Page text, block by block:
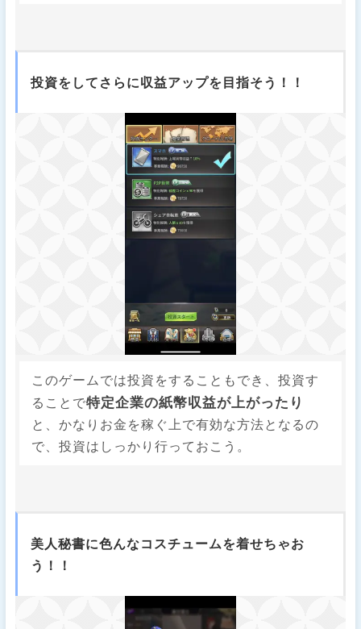
投資をしてさらに収益アップを目指そう！！
このゲームでは投資をすることもでき、投資す
ることで特定企業の紙幣収益が上がったり
と、かなりお金を稼ぐ上で有効な方法となるの
で、投資はしっかり行っておこう。
美人秘書に色んなコスチュームを着せちゃお
う！！